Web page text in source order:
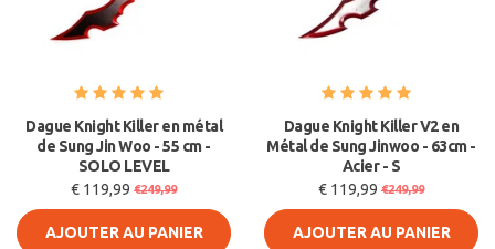
Dague Knight Killer en métal
de Sung Jin Woo - 55 cm -
SOLO LEVEL
€ 119,99 €249,99
AJOUTER AU PANIER
Dague Knight Killer V2 en
Métal de Sung Jinwoo - 63cm -
Acier - S
€ 119,99 €249,99
AJOUTER AU PANIER